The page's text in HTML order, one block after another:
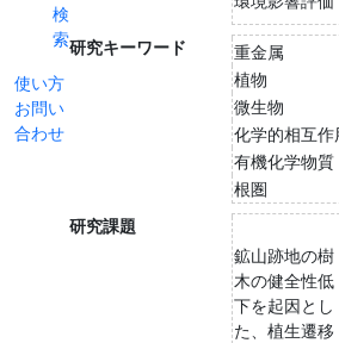
検
索
使い方
お問い
合わせ
研究キーワード
重金属
植物
微生物
化学的相互作
有機化学物質
根圏
研究課題
鉱山跡地の樹
木の健全性低
下を起因とし
た、植生遷移